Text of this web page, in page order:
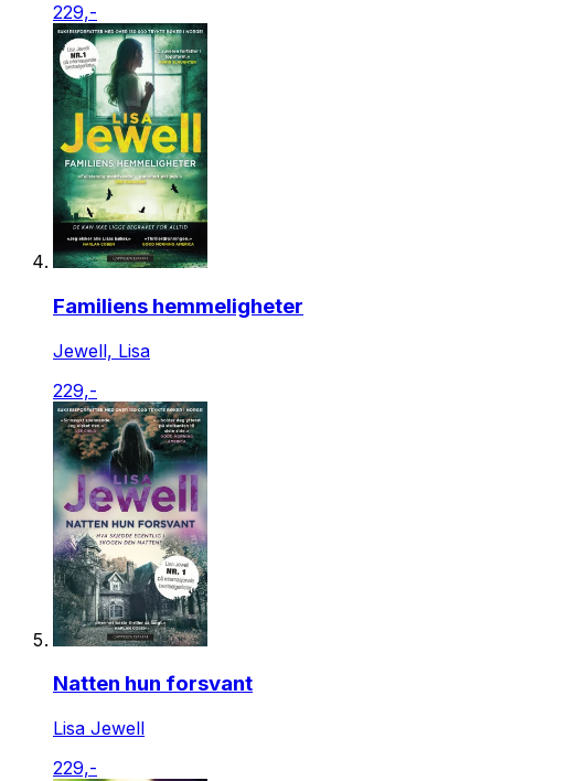
229,-
Familiens hemmeligheter
Jewell, Lisa
229,-
Natten hun forsvant
Lisa Jewell
229,-